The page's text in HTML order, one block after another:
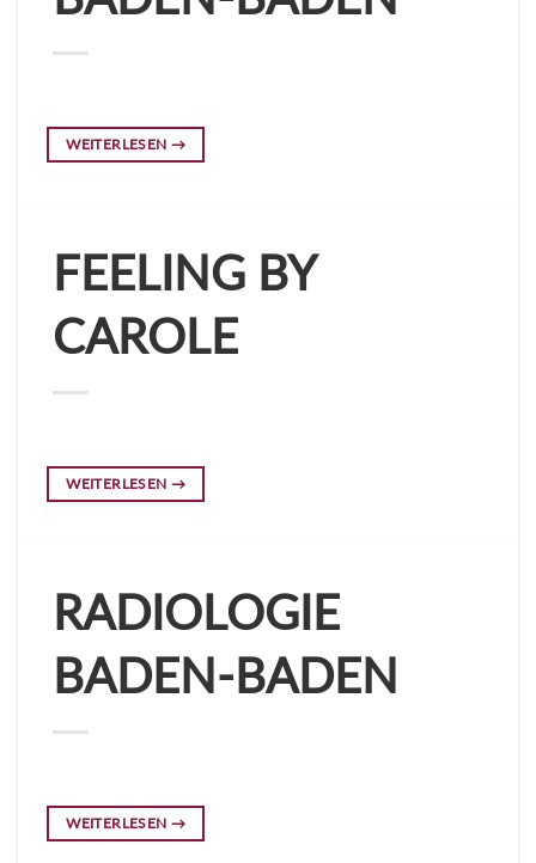
WEITERLESEN →
FEELING BY
CAROLE
WEITERLESEN →
RADIOLOGIE
BADEN-BADEN
WEITERLESEN →